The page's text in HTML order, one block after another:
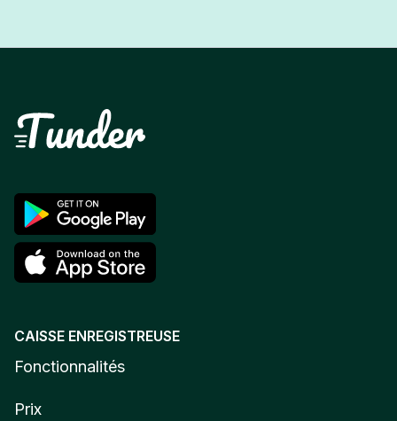
CAISSE ENREGISTREUSE
Fonctionnalités
Prix